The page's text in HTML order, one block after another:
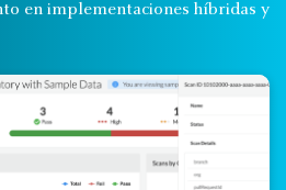
en implementaciones híbridas y